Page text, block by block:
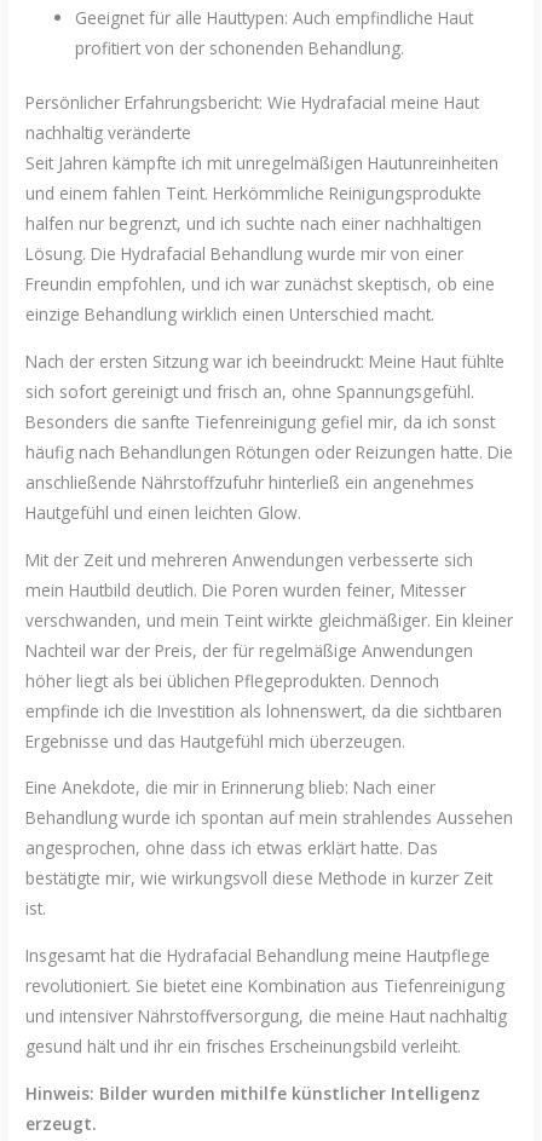
Geeignet für alle Hauttypen: Auch empfindliche Haut
profitiert von der schonenden Behandlung.
Persönlicher Erfahrungsbericht: Wie Hydrafacial meine Haut
nachhaltig veränderte
Seit Jahren kämpfte ich mit unregelmäßigen Hautunreinheiten
und einem fahlen Teint. Herkömmliche Reinigungsprodukte
halfen nur begrenzt, und ich suchte nach einer nachhaltigen
Lösung. Die Hydrafacial Behandlung wurde mir von einer
Freundin empfohlen, und ich war zunächst skeptisch, ob eine
einzige Behandlung wirklich einen Unterschied macht.
Nach der ersten Sitzung war ich beeindruckt: Meine Haut fühlte
sich sofort gereinigt und frisch an, ohne Spannungsgefühl.
Besonders die sanfte Tiefenreinigung gefiel mir, da ich sonst
häufig nach Behandlungen Rötungen oder Reizungen hatte. Die
anschließende Nährstoffzufuhr hinterließ ein angenehmes
Hautgefühl und einen leichten Glow.
Mit der Zeit und mehreren Anwendungen verbesserte sich
mein Hautbild deutlich. Die Poren wurden feiner, Mitesser
verschwanden, und mein Teint wirkte gleichmäßiger. Ein kleiner
Nachteil war der Preis, der für regelmäßige Anwendungen
höher liegt als bei üblichen Pflegeprodukten. Dennoch
empfinde ich die Investition als lohnenswert, da die sichtbaren
Ergebnisse und das Hautgefühl mich überzeugen.
Eine Anekdote, die mir in Erinnerung blieb: Nach einer
Behandlung wurde ich spontan auf mein strahlendes Aussehen
angesprochen, ohne dass ich etwas erklärt hatte. Das
bestätigte mir, wie wirkungsvoll diese Methode in kurzer Zeit
ist.
Insgesamt hat die Hydrafacial Behandlung meine Hautpflege
revolutioniert. Sie bietet eine Kombination aus Tiefenreinigung
und intensiver Nährstoffversorgung, die meine Haut nachhaltig
gesund hält und ihr ein frisches Erscheinungsbild verleiht.
Hinweis: Bilder wurden mithilfe künstlicher Intelligenz
erzeugt.